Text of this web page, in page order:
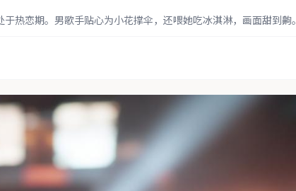
热恋期。男歌手贴心为小花撑伞，还喂她吃冰淇淋，画面甜到齁。